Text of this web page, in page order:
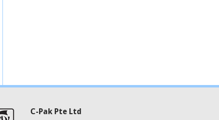
C-Pak Pte Ltd